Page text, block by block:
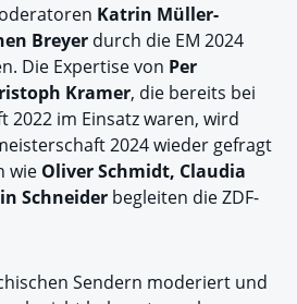
Katrin Müller-
Breyer durch die EM 2024
Die Expertise von Per
Kramer, die bereits bei
2022 im Einsatz waren, wird
2024 wieder gefragt
wie Oliver Schmidt, Claudia
Schneider begleiten die ZDF-
Sendern moderiert und